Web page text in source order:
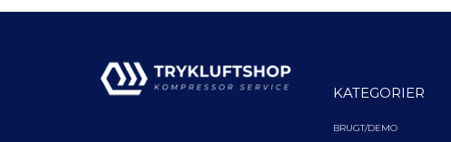
KATEGORIER
BRUGT/DEMO